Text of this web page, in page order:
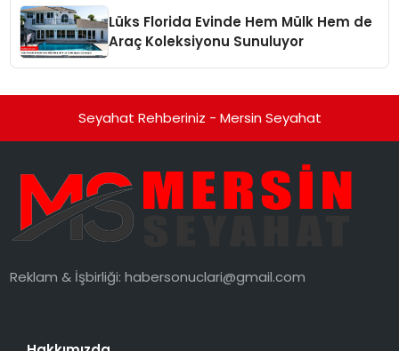
Lüks Florida Evinde Hem Mülk Hem de
Araç Koleksiyonu Sunuluyor
Seyahat Rehberiniz - Mersin Seyahat
Reklam & İşbirliği:habersonuclari@gmail.com